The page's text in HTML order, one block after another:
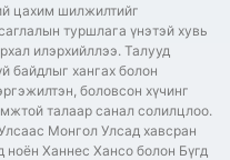
цахим шилжилтийг
туршлага үнэтэй хувь
илэрхийллээ. Талууд
байдлыг хангах болон
боловсон хүчинг
талаар санал солилцлоо.
Монгол Улсад хавсран
ноён Ханнес Хансо болон Бүгд